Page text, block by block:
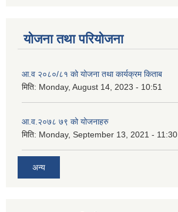
योजना तथा परियोजना
आ.व २०८०/८१ को योजना तथा कार्यक्रम किताब
मिति: Monday, August 14, 2023 - 10:51
आ.व.२०७८ ७९ को योजनाहरु
मिति: Monday, September 13, 2021 - 11:30
अन्य